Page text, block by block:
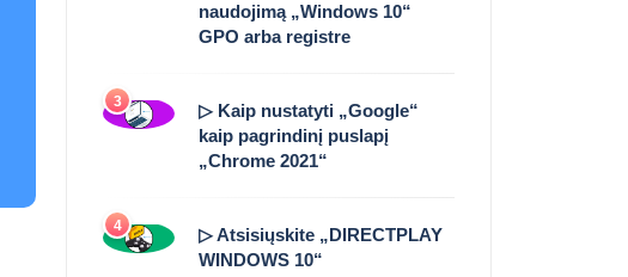
naudojimą „Windows 10“
GPO arba registre
3
▷ Kaip nustatyti „Google“
kaip pagrindinį puslapį
„Chrome 2021“
4
▷ Atsisiųskite „DIRECTPLAY
WINDOWS 10“